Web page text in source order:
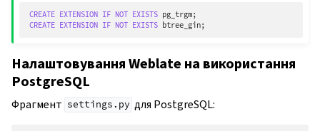
CREATE EXTENSION IF NOT EXISTS pg_trgm;
CREATE EXTENSION IF NOT EXISTS btree_gin;
Налаштовування Weblate на використання
PostgreSQL
Фрагмент settings.py для PostgreSQL: